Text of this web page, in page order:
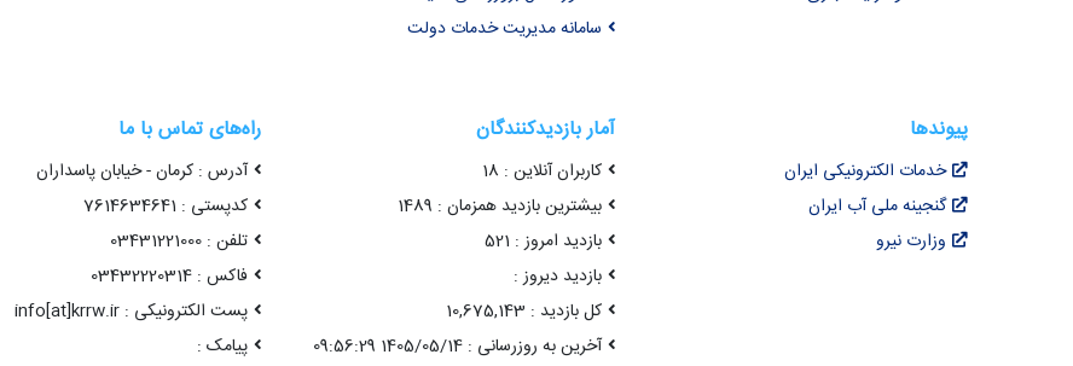
سامانه مدیریت خدمات دولت
پیوندها
خدمات الکترونیکی ایران
گنجینه ملی آب ایران
وزارت نیرو
آمار بازدیدکنندگان
کاربران آنلاین : 18
بیشترین بازدید همزمان : 1489
بازدید امروز : 521
بازدید دیروز :
کل بازدید : 10,675,143
آخرین به روزرسانی : 1405/05/14 09:56:29
راه‌های تماس با ما
آدرس : کرمان - خیابان پاسداران
کدپستی : 7614634641
تلفن : 03431221000
فاکس : 03432220314
پست الکترونیکی : info[at]krrw.ir
پیامک :